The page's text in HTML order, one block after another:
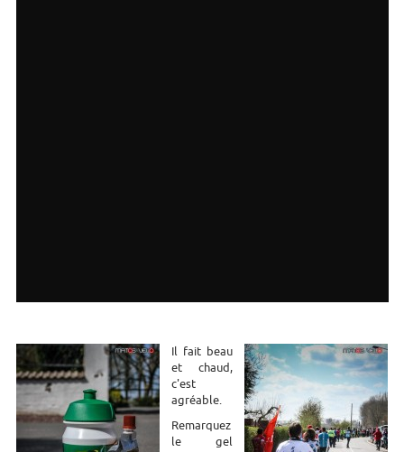
Il fait beau
et chaud,
c'est
agréable.
Remarquez
le gel